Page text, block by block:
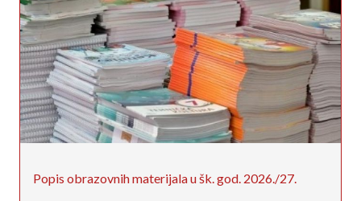
Popis obrazovnih materijala u šk. god. 2026./27.